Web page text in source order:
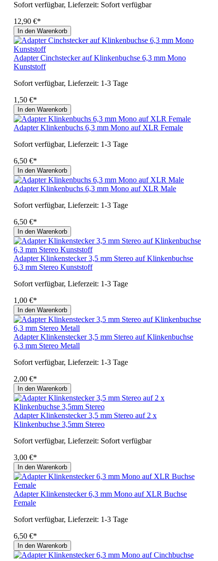
Sofort verfügbar, Lieferzeit: Sofort verfügbar
12,90 €*
In den Warenkorb
Adapter Cinchstecker auf Klinkenbuchse 6,3 mm Mono
Kunststoff
Sofort verfügbar, Lieferzeit: 1-3 Tage
1,50 €*
In den Warenkorb
Adapter Klinkenbuchs 6,3 mm Mono auf XLR Female
Sofort verfügbar, Lieferzeit: 1-3 Tage
6,50 €*
In den Warenkorb
Adapter Klinkenbuchs 6,3 mm Mono auf XLR Male
Sofort verfügbar, Lieferzeit: 1-3 Tage
6,50 €*
In den Warenkorb
Adapter Klinkenstecker 3,5 mm Stereo auf Klinkenbuchse
6,3 mm Stereo Kunststoff
Sofort verfügbar, Lieferzeit: 1-3 Tage
1,00 €*
In den Warenkorb
Adapter Klinkenstecker 3,5 mm Stereo auf Klinkenbuchse
6,3 mm Stereo Metall
Sofort verfügbar, Lieferzeit: 1-3 Tage
2,00 €*
In den Warenkorb
Adapter Klinkenstecker 3,5 mm Stereo auf 2 x
Klinkenbuchse 3,5mm Stereo
Sofort verfügbar, Lieferzeit: Sofort verfügbar
3,00 €*
In den Warenkorb
Adapter Klinkenstecker 6,3 mm Mono auf XLR Buchse
Female
Sofort verfügbar, Lieferzeit: 1-3 Tage
6,50 €*
In den Warenkorb